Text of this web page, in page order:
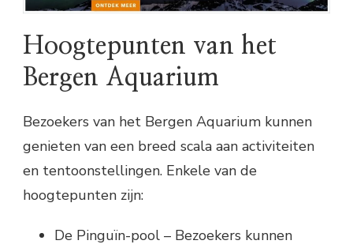
Hoogtepunten van het
Bergen Aquarium
Bezoekers van het Bergen Aquarium kunnen
genieten van een breed scala aan activiteiten
en tentoonstellingen. Enkele van de
hoogtepunten zijn:
De Pinguïn-pool – Bezoekers kunnen